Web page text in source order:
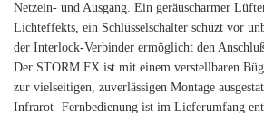
Netzein- und Ausgang. Ein geräuscharmer
Lichteffekts, ein Schlüsselschalter schüzt vor
der Interlock-Verbinder ermöglicht den
Der STORM FX ist mit einem verstellbaren
zur vielseitigen, zuverlässigen Montage
Infrarot- Fernbedienung ist im Lieferumfang